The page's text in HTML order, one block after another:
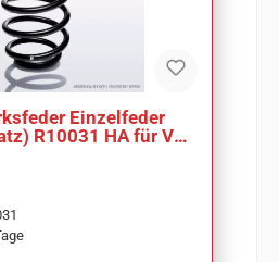
Einzelfeder
R10031 HA für VW